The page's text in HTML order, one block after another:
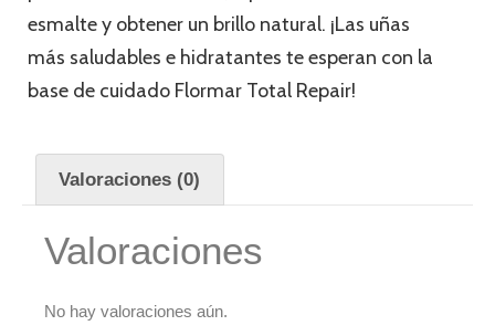
esmalte y obtener un brillo natural. ¡Las uñas
más saludables e hidratantes te esperan con la
base de cuidado Flormar Total Repair!
Valoraciones (0)
Valoraciones
No hay valoraciones aún.